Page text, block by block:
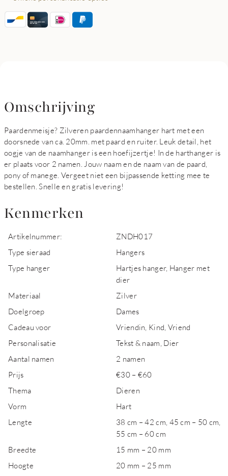
Omschrijving
Paardenmeisje? Zilveren paardennaamhanger hart met een
doorsnede van ca. 20mm. met paard en ruiter. Leuk detail, het
oogje van de naamhanger is een hoefijzertje! In de harthanger is
er plaats voor 2 namen. Jouw naam en de naam van de paard,
pony of manege. Vergeet niet een bijpassende ketting mee te
bestellen. Snelle en gratis levering!
Kenmerken
Artikelnummer:
ZNDH017
Type sieraad
Hangers
Type hanger
Hartjes hanger, Hanger met
dier
Materiaal
Zilver
Doelgroep
Dames
Cadeau voor
Vriendin, Kind, Vriend
Personalisatie
Tekst & naam, Dier
Aantal namen
2 namen
Prijs
€30 – €60
Thema
Dieren
Vorm
Hart
Lengte
38 cm – 42 cm, 45 cm – 50 cm,
55 cm – 60 cm
Breedte
15 mm – 20 mm
Hoogte
20 mm – 25 mm